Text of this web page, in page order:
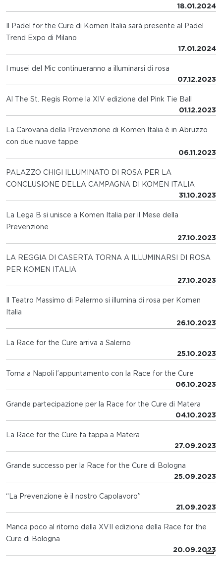
18.01.2024
Il Padel for the Cure di Komen Italia sarà presente al Padel
Trend Expo di Milano
17.01.2024
I musei del Mic continueranno a illuminarsi di rosa
07.12.2023
Al The St. Regis Rome la XIV edizione del Pink Tie Ball
01.12.2023
La Carovana della Prevenzione di Komen Italia è in Abruzzo
con due nuove tappe
06.11.2023
PALAZZO CHIGI ILLUMINATO DI ROSA PER LA
CONCLUSIONE DELLA CAMPAGNA DI KOMEN ITALIA
31.10.2023
La Lega B si unisce a Komen Italia per il Mese della
Prevenzione
27.10.2023
LA REGGIA DI CASERTA TORNA A ILLUMINARSI DI ROSA
PER KOMEN ITALIA
27.10.2023
Il Teatro Massimo di Palermo si illumina di rosa per Komen
Italia
26.10.2023
La Race for the Cure arriva a Salerno
25.10.2023
Torna a Napoli l’appuntamento con la Race for the Cure
06.10.2023
Grande partecipazione per la Race for the Cure di Matera
04.10.2023
La Race for the Cure fa tappa a Matera
27.09.2023
Grande successo per la Race for the Cure di Bologna
25.09.2023
“La Prevenzione è il nostro Capolavoro”
21.09.2023
Manca poco al ritorno della XVII edizione della Race for the
Cure di Bologna
20.09.2023